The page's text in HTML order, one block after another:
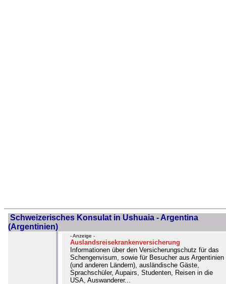
Schweizerisches Konsulat in Ushuaia - Argentina
(Argentinien)
- Anzeige -
Auslandsreisekrankenversicherung
Informationen über den Versicherungschutz für das
Schengenvisum, sowie für Besucher aus Argentinien
(und anderen Ländern), ausländische Gäste,
Sprachschüler, Aupairs, Studenten, Reisen in die
USA, Auswanderer...